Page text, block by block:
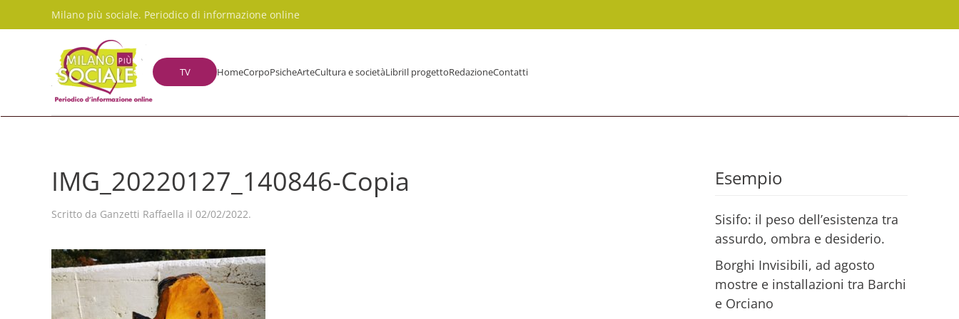
Skip to main content
Milano più sociale. Periodico di informazione online
TV HomeCorpoPsicheArteCultura e societàLibriIl progettoRedazioneContatti
IMG_20220127_140846-Copia
Scritto da Ganzetti Raffaella il 02/02/2022.
Esempio
Sisifo: il peso dell’esistenza tra
assurdo, ombra e desiderio.
Borghi Invisibili, ad agosto
mostre e installazioni tra Barchi
e Orciano